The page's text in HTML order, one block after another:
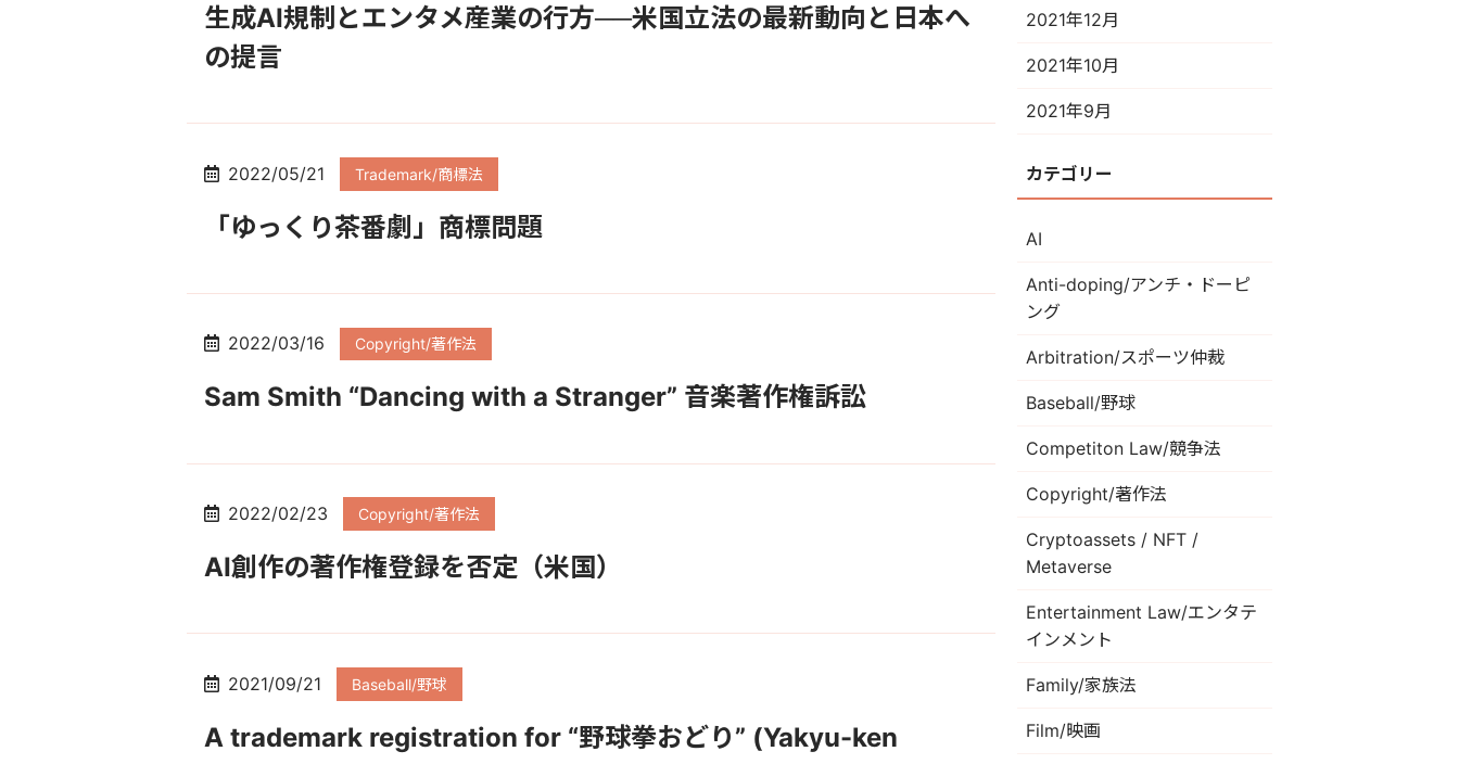
生成AI規制とエンタメ産業の行方──米国立法の最新動向と日本へ
の提言
2022/05/21 Trademark/商標法
「ゆっくり茶番劇」商標問題
2022/03/16 Copyright/著作法
Sam Smith “Dancing with a Stranger” 音楽著作権訴訟
2022/02/23 Copyright/著作法
AI創作の著作権登録を否定（米国）
2021/09/21 Baseball/野球
A trademark registration for “野球拳おどり” (Yakyu-ken
2021年12月
2021年10月
2021年9月
カテゴリー
AI
Anti-doping/アンチ・ドーピ
ング
Arbitration/スポーツ仲裁
Baseball/野球
Competiton Law/競争法
Copyright/著作法
Cryptoassets / NFT /
Metaverse
Entertainment Law/エンタテ
インメント
Family/家族法
Film/映画